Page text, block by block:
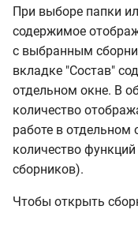
При выборе папки
содержимое
с выбранным
вкладке "Состав"
отдельном окне. В
количество
работе в отдельном
количество
сборников).
Чтобы открыть